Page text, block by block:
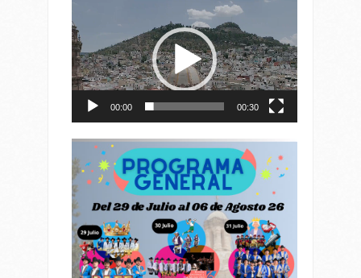
de
vídeo
00:00 00:30